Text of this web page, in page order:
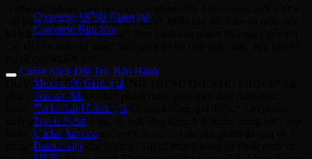
Converse 1970S
Converse Run Star
Mexico 66
Serrano SL
Timberland
Travis Scott
Under Armour
Balenciaga
với bao bì đi kèm của nhà sản xuất* Miễn phí đổi Size và mẫu nếu
khách hàng không hài lòng* Bảo hành sản phẩm 365 ngày đối với
Chính Sách Đổi Trả, Bảo Hành
QUY ĐỊNH ĐỔI TRẢ HÀNG TẠI AUTHENTIC SHOES* Sản
phẩm áp dụng: Tất cả sản phẩm được giao dịch trên Authentic
shoes, có chương trình khuyến mãi không quá 30%.* Sản phẩm
không áp dụng:- Đồ lót, đồ bơi, Phụ kiện: Vớ, khăn, trang sức, móc
khóa, ốp lưng, Shoecare, nước hoa,....- Các sản phẩm đã qua sử
dụng* Đối tượng khách hàng: Tất cả khách hàng sử dụng dịch vụ